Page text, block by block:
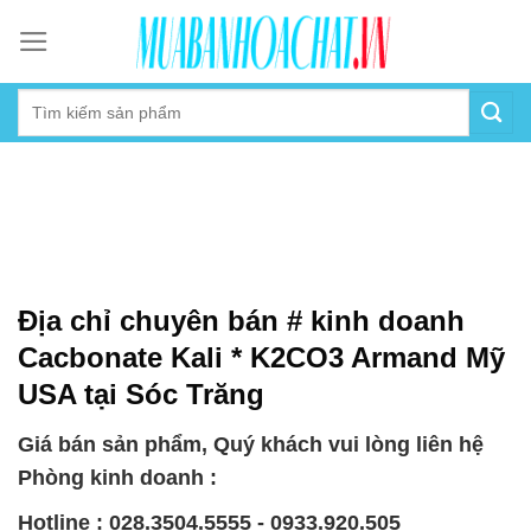
content
Địa chỉ chuyên bán # kinh doanh
Cacbonate Kali * K2CO3 Armand Mỹ
USA tại Sóc Trăng
Giá bán sản phẩm, Quý khách vui lòng liên hệ
Phòng kinh doanh :
Hotline : 028.3504.5555 - 0933.920.505